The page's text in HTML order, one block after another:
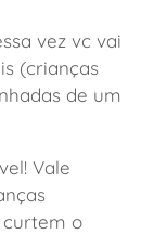
vez vc vai
(crianças
de um
Vale
curtem o